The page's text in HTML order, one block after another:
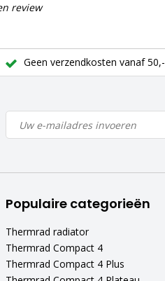
review
Geen verzendkosten vanaf 50,-
Populaire categorieën
Thermrad radiator
Thermrad Compact 4
Thermrad Compact 4 Plus